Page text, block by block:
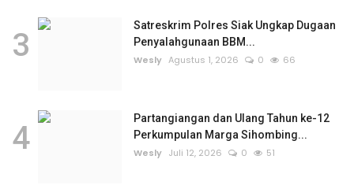
3
Satreskrim Polres Siak Ungkap Dugaan
Penyalahgunaan BBM...
Wesly Agustus 1, 2026 0 66
4
Partangiangan dan Ulang Tahun ke-12
Perkumpulan Marga Sihombing...
Wesly Juli 12, 2026 0 51